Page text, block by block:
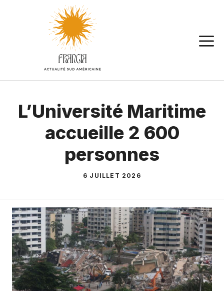
L’Université Maritime
accueille 2 600
personnes
6 JUILLET 2026